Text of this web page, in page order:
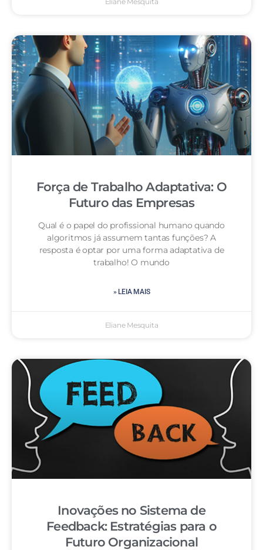
Força de Trabalho Adaptativa: O
Futuro das Empresas
Qual é o papel do profissional humano quando
algoritmos já assumem tantas funções? A
resposta é optar por uma forma adaptativa de
trabalho! O mundo
» LEIA MAIS
Eliane Mesquita
Inovações no Sistema de
Feedback: Estratégias para o
Futuro Organizacional